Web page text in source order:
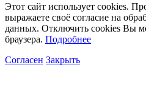
Этот сайт использует cookies.
выражаете своё согласие на
данных. Отключить cookies Вы
браузера. Подробнее
Согласен Закрыть